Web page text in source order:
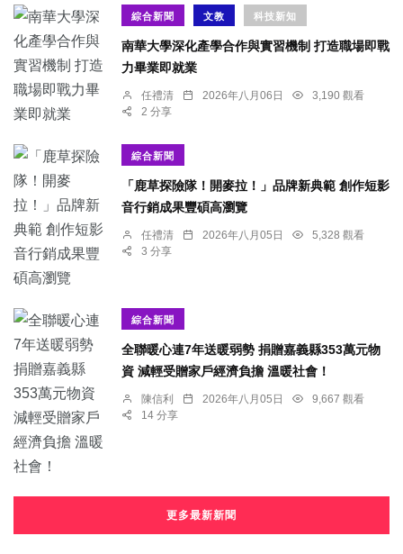
綜合新聞 文教 科技新知
南華大學深化產學合作與實習機制 打造職場即戰
力畢業即就業
任禮清 2026年八月06日
3,190 觀看
2 分享
綜合新聞
「鹿草探險隊！開麥拉！」品牌新典範 創作短影
音行銷成果豐碩高瀏覽
任禮清 2026年八月05日
5,328 觀看
3 分享
綜合新聞
全聯暖心連7年送暖弱勢 捐贈嘉義縣353萬元物
資 減輕受贈家戶經濟負擔 溫暖社會！
陳信利 2026年八月05日
9,667 觀看
14 分享
更多最新新聞